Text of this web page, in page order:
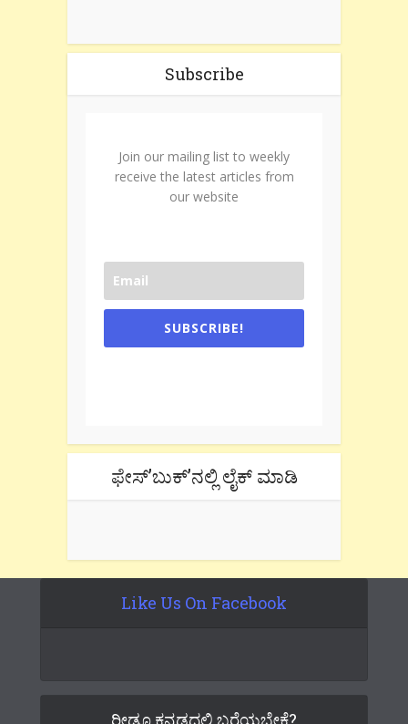
Subscribe
Join our mailing list to weekly
receive the latest articles from
our website
SUBSCRIBE!
ಫೇಸ್’ಬುಕ್’ನಲ್ಲಿ ಲೈಕ್ ಮಾಡಿ
Like Us On Facebook
ರೀಡೂ ಕನ್ನಡದಲ್ಲಿ ಬರೆಯಬೇಕೆ?